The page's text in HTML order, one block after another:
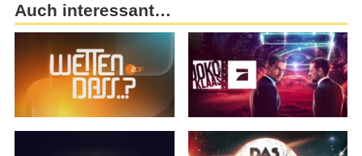
Auch interessant…